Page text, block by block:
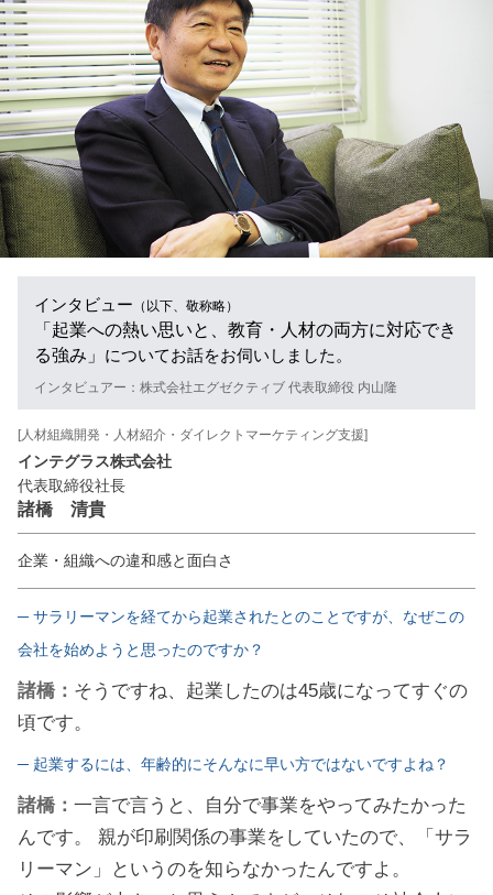
インタビュー （以下、敬称略）
「起業への熱い思いと、教育・人材の両方に対応でき
る強み」 についてお話をお伺いしました。
インタビュアー：株式会社エグゼクティブ 代表取締役 内山隆
[人材組織開発・人材紹介・ダイレクトマーケティング支援]
インテグラス株式会社
代表取締役社長
諸橋 清貴
企業・組織への違和感と面白さ
─ サラリーマンを経てから起業されたとのことですが、なぜこの
会社を始めようと思ったのですか？
諸橋： そうですね、起業したのは45歳になってすぐの
頃です。
─ 起業するには、年齢的にそんなに早い方ではないですよね？
諸橋： 一言で言うと、自分で事業をやってみたかった
んです。 親が印刷関係の事業をしていたので、「サラ
リーマン」というのを知らなかったんですよ。